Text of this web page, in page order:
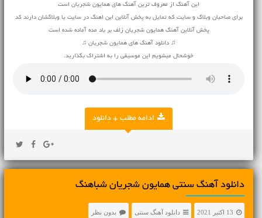
این آهنگ از معروف ترین آهنگ های همایون شجریان است
برای صاحبان وبلاگ و سایت که تمایل به پخش آنلاین این اهنگ در سایت یا وبلاگشان دارند کد
پخش آنلاین آهنگ همایون شجریان زلف بر باد مده آماده شده است
♫ دانلود آهنگ های همایون شجریان ♫
خوشحال میشویم این موسیقی را به اشتراک بگذارید.
ادامه مطلب + دانلود
دانلود آهنگ سنتی همایون شجریان شباهنگ
13 اکتبر 2021 دانلود آهنگ سنتی بدون نظر